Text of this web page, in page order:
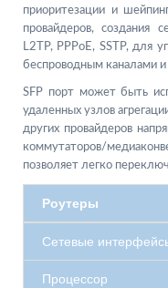
приоритезации и
провайдеров, создания
L2TP, PPPoE, SSTP, для
беспроводным каналами и
SFP порт может быть
удаленных узлов
других провайдеров
коммутаторов/
позволяет легко
Роутеры
Сетевые
Процессор